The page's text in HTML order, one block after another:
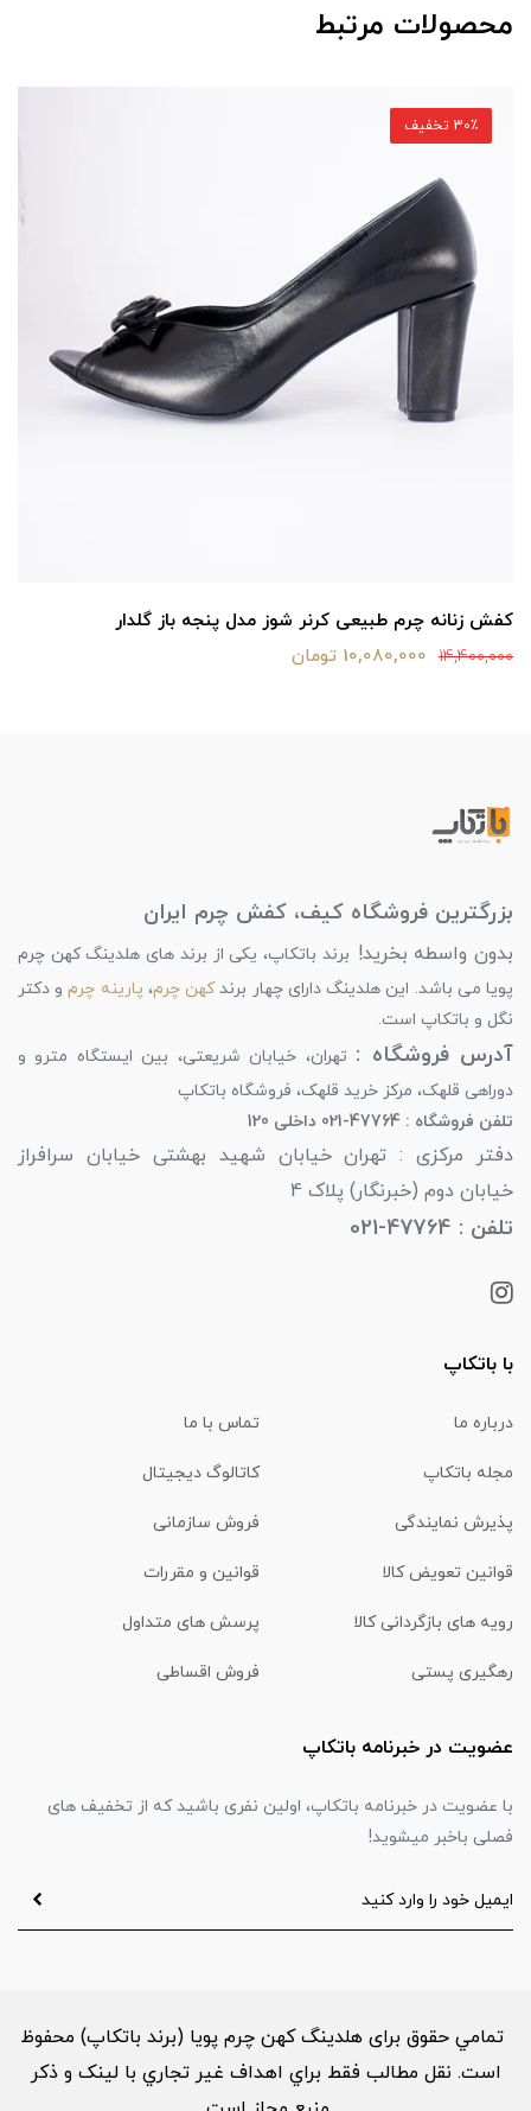
محصولات مرتبط
کفش زنانه چرم طبیعی کرنر شوز مدل پنجه باز گلدار
14,400,000 10,080,000 تومان
30٪ تخفیف
بزرگترین فروشگاه کیف، کفش چرم ایران
بدون واسطه بخرید! برند باتکاپ، یکی از برند های هلدینگ کهن چرم
پویا می باشد. این هلدینگ دارای چهار برندکهن چرم، پارینه چرمو دکتر
نگل و باتکاپ است.
آدرس فروشگاه : تهران، خیابان شریعتی، بین ایستگاه مترو و
دوراهی قلهک، مرکز خرید قلهک، فروشگاه باتکاپ
تلفن فروشگاه : 47764-021 داخلی 120
دفتر مرکزی : تهران خیابان شهید بهشتی خیابان سرافراز
خیابان دوم (خبرنگار) پلاک 4
تلفن : 47764-021
با باتکاپ
درباره ما تماس با ما
مجله باتکاپ کاتالوگ دیجیتال
پذیرش نمایندگی فروش سازمانی
قوانین تعویض کالا قوانین و مقررات
رویه های بازگردانی کالا پرسش های متداول
رهگیری پستی فروش اقساطی
عضویت در خبرنامه باتکاپ
با عضویت در خبرنامه باتکاپ، اولین نفری باشید که از تخفیف های
فصلی باخبر میشوید!
تمامي حقوق برای هلدینگ کهن چرم پویا (برند باتکاپ) محفوظ
است. نقل مطالب فقط براي اهداف غير تجاري با لینک و ذکر